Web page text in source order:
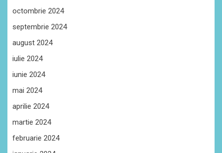
octombrie 2024
septembrie 2024
august 2024
iulie 2024
iunie 2024
mai 2024
aprilie 2024
martie 2024
februarie 2024